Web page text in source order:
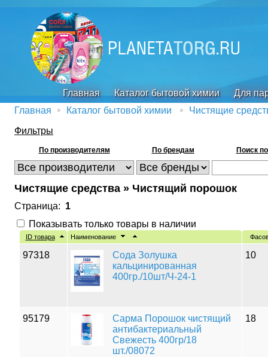
Главная Каталог бытовой химии
Для
Главная
Каталог бытовой химии
Чистящие
Фильтры
По производителям По брендам Поиск
Чистящие средства » Чистящий порошок
Страница: 1
Показывать только товары в наличии
ID товара Наименование
97318
Сода Золушка
кальцинированная
400гр./10шт/Ч-24-1
10
95179
Сарма Порошок чистящий
антибактериальный
Свежесть 400гр/18
шт./08072
18